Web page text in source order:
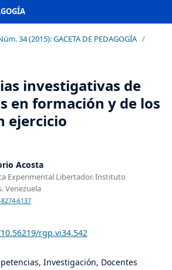
34 (2015): GACETA DE PEDAGOGÍA /
investigativas de
en formación y de los
ejercicio
Acosta
Experimental Libertador. Instituto
Venezuela
6137
rgp.vi34.542
Investigación, Docentes